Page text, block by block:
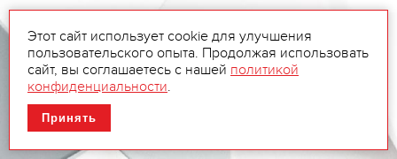
Этот сайт использует cookie для улучшения
пользовательского опыта. Продолжая использовать
сайт, вы соглашаетесь с нашей политикой
конфиденциальности.
Принять